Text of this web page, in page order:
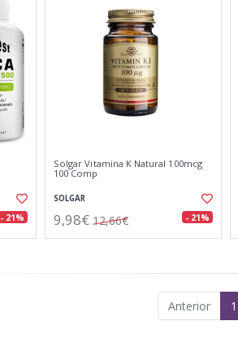
- 21%
Solgar Vitamina K Natural 100mcg
100 Comp
SOLGAR
9,98€ 12,66€ - 21%
Anterior 1